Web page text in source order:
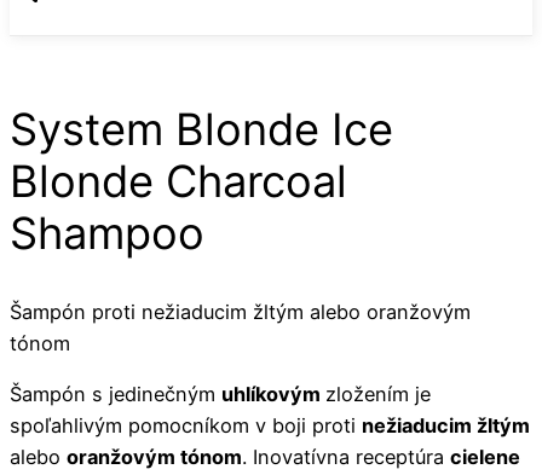
System Blonde Ice
Blonde Charcoal
Shampoo
Šampón proti nežiaducim žltým alebo oranžovým
tónom
Šampón s jedinečným uhlíkovým zložením je
spoľahlivým pomocníkom v boji proti nežiaducim žltým
alebo oranžovým tónom. Inovatívna receptúra cielene